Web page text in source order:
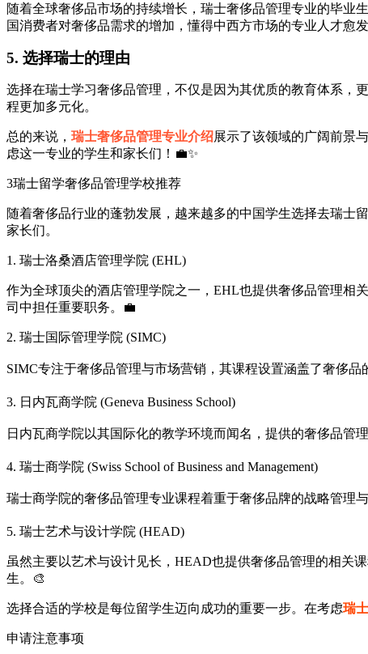
随着全球奢侈品市场的持续增长，瑞士奢侈品管理专业的毕业
国消费者对奢侈品需求的增加，懂得中西方市场的专业人才愈发
5. 选择瑞士的理由
选择在瑞士学习奢侈品管理，不仅是因为其优质的教育体系，
程更加多元化。
总的来说， 瑞士奢侈品管理专业介绍展示了该领域的广阔前景
虑这一专业的学生和家长们！💼✨
3瑞士留学奢侈品管理学校推荐
随着奢侈品行业的蓬勃发展，越来越多的中国学生选择去瑞士
家长们。
1. 瑞士洛桑酒店管理学院 (EHL)
作为全球顶尖的酒店管理学院之一，EHL也提供奢侈品管理相
司中担任重要职务。💼
2. 瑞士国际管理学院 (SIMC)
SIMC专注于奢侈品管理与市场营销，其课程设置涵盖了奢侈
3. 日内瓦商学院 (Geneva Business School)
日内瓦商学院以其国际化的教学环境而闻名，提供的奢侈品
4. 瑞士商学院 (Swiss School of Business and Management)
瑞士商学院的奢侈品管理专业课程着重于奢侈品牌的战略管理
5. 瑞士艺术与设计学院 (HEAD)
虽然主要以艺术与设计见长，HEAD也提供奢侈品管理的相关
生。🎨
选择合适的学校是每位留学生迈向成功的重要一步。在考虑瑞
申请注意事项